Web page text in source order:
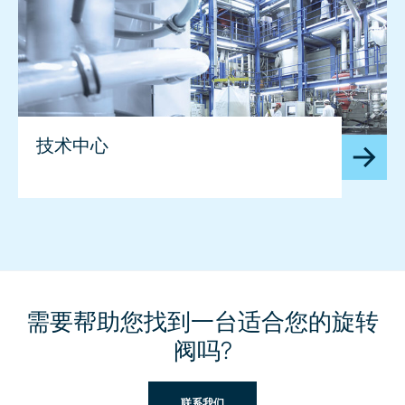
技术中心
需要帮助您找到一台适合您的旋转
阀吗?